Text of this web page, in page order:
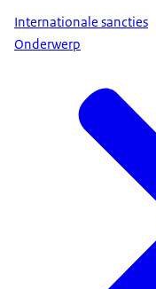
Internationale sancties
Onderwerp